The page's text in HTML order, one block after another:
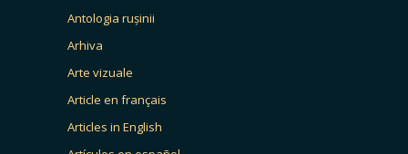
Antologia rușinii
Arhiva
Arte vizuale
Article en français
Articles in English